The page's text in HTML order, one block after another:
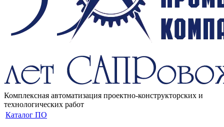
Комплексная автоматизация проектно-конструкторских и
технологических работ
Каталог ПО